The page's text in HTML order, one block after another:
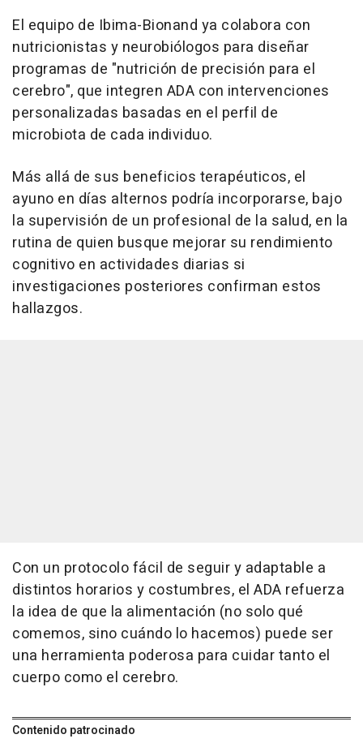
El equipo de Ibima-Bionand ya colabora con
nutricionistas y neurobiólogos para diseñar
programas de "nutrición de precisión para el
cerebro", que integren ADA con intervenciones
personalizadas basadas en el perfil de
microbiota de cada individuo.
Más allá de sus beneficios terapéuticos, el
ayuno en días alternos podría incorporarse, bajo
la supervisión de un profesional de la salud, en la
rutina de quien busque mejorar su rendimiento
cognitivo en actividades diarias si
investigaciones posteriores confirman estos
hallazgos.
Con un protocolo fácil de seguir y adaptable a
distintos horarios y costumbres, el ADA refuerza
la idea de que la alimentación (no solo qué
comemos, sino cuándo lo hacemos) puede ser
una herramienta poderosa para cuidar tanto el
cuerpo como el cerebro.
Contenido patrocinado